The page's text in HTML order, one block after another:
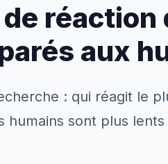
réaction
aux
: qui réagit le
humains sont plus